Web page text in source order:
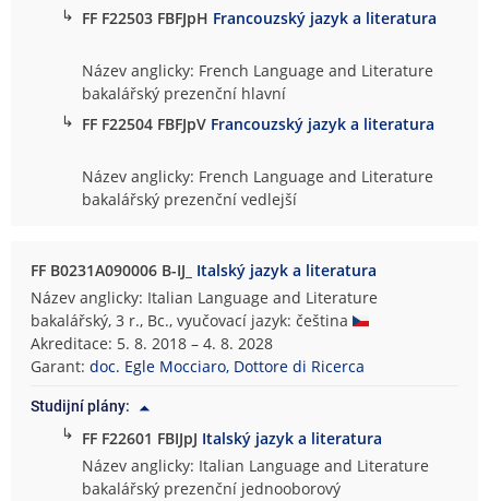
↳ FF F22503 FBFJpH Francouzský jazyk a literatura
Název anglicky: French Language and Literature
bakalářský prezenční hlavní
↳ FF F22504 FBFJpV Francouzský jazyk a literatura
Název anglicky: French Language and Literature
bakalářský prezenční vedlejší
FF B0231A090006 B-IJ_ Italský jazyk a literatura
Název anglicky: Italian Language and Literature
bakalářský, 3 r., Bc., vyučovací jazyk: čeština
Akreditace: 5. 8. 2018 – 4. 8. 2028
Garant:doc. Egle Mocciaro, Dottore di Ricerca
Studijní plány:
↳ FF F22601 FBIJpJ Italský jazyk a literatura
Název anglicky: Italian Language and Literature
bakalářský prezenční jednooborový